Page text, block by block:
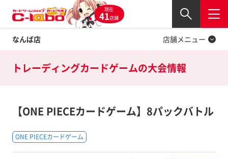
現在
41店舗
なんば店
閉じる
店舗メニュー
Twitter
トレーディングカードゲームの大会情報
【ONE PIECEカードゲーム】8パックバトル
ONE PIECEカードゲーム